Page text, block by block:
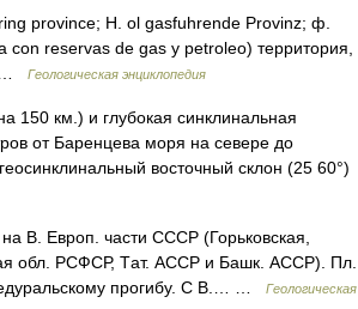
H. ol gasfuhrende Provinz; ф.
reservas de gas y petroleo) территория,
…
Геологическая энциклопедия
150 км.) и глубокая синклинальная
от Баренцева моря на севере до
восточный склон (25 60°)
Eвроп. части CCCP (Горьковская,
обл. РСФСР, Tат. ACCP и Башк. ACCP). Пл.
прогибу. C B.… …
Геологическая